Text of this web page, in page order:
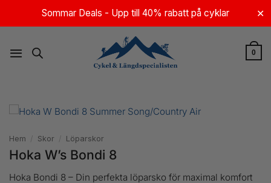
Sommar Deals - Upp till 40% rabatt på cyklar ✕
0
Hem / Skor / Löparskor
Hoka W’s Bondi 8
Hoka Bondi 8 – Din perfekta löparsko för maximal komfort